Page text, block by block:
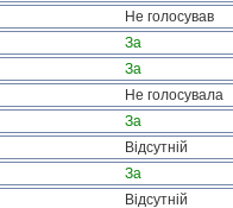
Не голосував
За
За
Не голосувала
За
Відсутній
За
Відсутній